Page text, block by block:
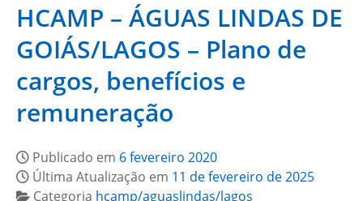
HCAMP – ÁGUAS LINDAS DE
GOIÁS/LAGOS – Plano de
cargos, benefícios e
remuneração
Publicado em 6 fevereiro 2020
Última Atualização em 11 de fevereiro de 2025
Categoria hcamp/aguaslindas/lagos